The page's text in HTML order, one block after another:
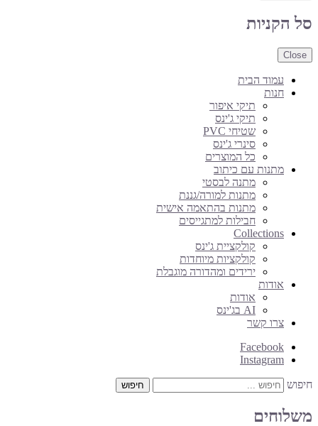
סל הקניות
Close
עמוד הבית
חנות
תיקי איפור
תיקי ג'ינס
שטיחי PVC
סינרי ג'ינס
כל המוצרים
מתנות עם כיתוב
מתנה לבסטי
מתנות למורה/גננת
מתנות בהתאמה אישית
חבילות למתגייסים
Collections
קולקציית ג'ינס
קולקציות מיוחדות
ירידים ומהדורה מוגבלת
אודות
אודות
AI בג'ינס
צרו קשר
Facebook
Instagram
חיפוש
משלוחים